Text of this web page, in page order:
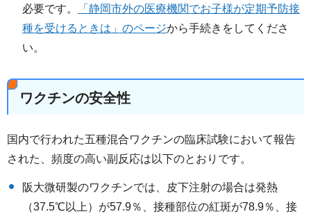
必要です。
「静岡市外の医療機関でお子様が定期予防接
種を受けるときは」のページから手続きをしてくださ
い。
ワクチンの安全性
国内で行われた五種混合ワクチンの臨床試験において報告
された、頻度の高い副反応は以下のとおりです。
阪大微研製のワクチンでは、皮下注射の場合は発熱
（37.5℃以上）が57.9％、接種部位の紅斑が78.9％、接